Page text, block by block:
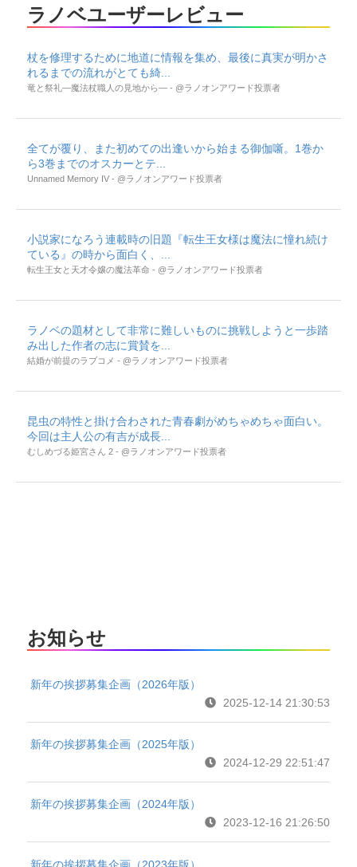
ラノベユーザーレビュー
杖を修理するために地道に情報を集め、最後に真実が明かさ
れるまでの流れがとても綺...
竜と祭礼―魔法杖職人の見地から― - @ラノオンアワード投票者
全てが覆り、また初めての出逢いから始まる御伽噺。1巻か
ら3巻までのオスカーとテ...
Unnamed Memory IV - @ラノオンアワード投票者
小説家になろう連載時の旧題『転生王女様は魔法に憧れ続け
ている』の時から面白く、...
転生王女と天才令嬢の魔法革命 - @ラノオンアワード投票者
ラノベの題材として非常に難しいものに挑戦しようと一歩踏
み出した作者の志に賞賛を...
結婚が前提のラブコメ - @ラノオンアワード投票者
昆虫の特性と掛け合わされた青春劇がめちゃめちゃ面白い。
今回は主人公の有吉が成長...
むしめづる姫宮さん 2 - @ラノオンアワード投票者
お知らせ
新年の挨拶募集企画（2026年版）
2025-12-14 21:30:53
新年の挨拶募集企画（2025年版）
2024-12-29 22:51:47
新年の挨拶募集企画（2024年版）
2023-12-16 21:26:50
新年の挨拶募集企画（2023年版）